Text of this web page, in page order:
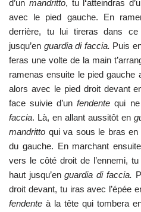
d’un mandritto, tu l‘atteindras
avec le pied gauche. En
derrière, tu lui tireras dans
jusqu’en guardia di faccia. Puis
feras une volte de la main
ramenas ensuite le pied gauche
alors avec le pied droit devant
face suivie d’unfendente qui
faccia. Là, en allant aussitôt en
mandritto qui va sous le bras en
du gauche. En marchant
vers le côté droit de l’ennemi,
haut jusqu’enguardia di faccia.
droit devant, tu iras avec l’épée
fendente à la tête qui tombera